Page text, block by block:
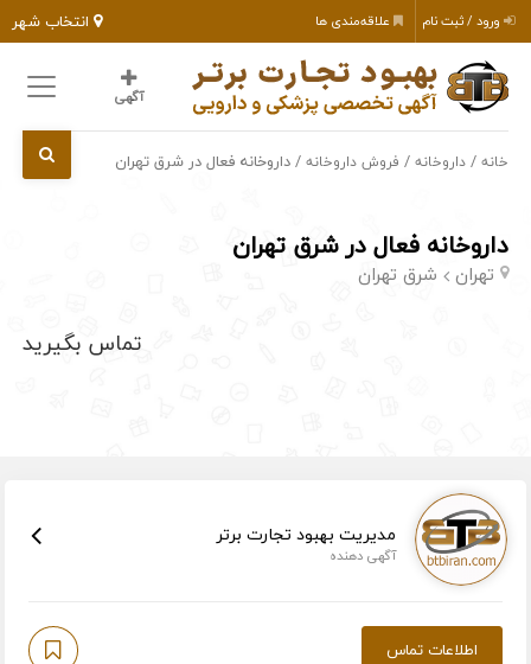
انتخاب شهر ورود / ثبت نام علاقه‌مندی ها
آگهی
خانه /داروخانه / فروش داروخانه / داروخانه فعال در شرق تهران
داروخانه فعال در شرق تهران
تهران شرق تهران
تماس بگیرید
مدیریت بهبود تجارت برتر
آگهی دهنده
اطلاعات تماس